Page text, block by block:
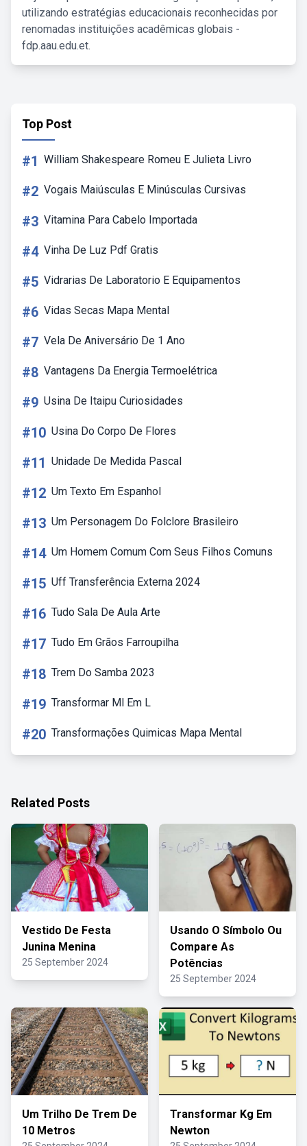
utilizando estratégias educacionais reconhecidas por
renomadas instituições acadêmicas globais -
fdp.aau.edu.et.
Top Post
#1 William Shakespeare Romeu E Julieta Livro
#2 Vogais Maiúsculas E Minúsculas Cursivas
#3 Vitamina Para Cabelo Importada
#4 Vinha De Luz Pdf Gratis
#5 Vidrarias De Laboratorio E Equipamentos
#6 Vidas Secas Mapa Mental
#7 Vela De Aniversário De 1 Ano
#8 Vantagens Da Energia Termoelétrica
#9 Usina De Itaipu Curiosidades
#10 Usina Do Corpo De Flores
#11 Unidade De Medida Pascal
#12 Um Texto Em Espanhol
#13 Um Personagem Do Folclore Brasileiro
#14 Um Homem Comum Com Seus Filhos Comuns
#15 Uff Transferência Externa 2024
#16 Tudo Sala De Aula Arte
#17 Tudo Em Grãos Farroupilha
#18 Trem Do Samba 2023
#19 Transformar Ml Em L
#20 Transformações Quimicas Mapa Mental
Related Posts
Vestido De Festa
Junina Menina
25 September 2024
Usando O Símbolo Ou
Compare As
Potências
25 September 2024
Um Trilho De Trem De
10 Metros
Transformar Kg Em
Newton